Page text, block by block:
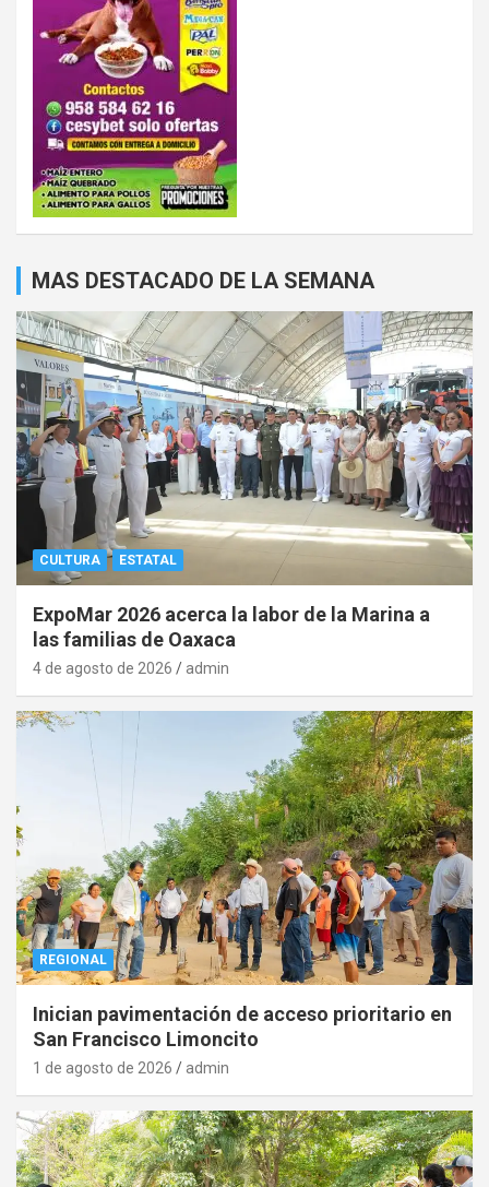
MAS DESTACADO DE LA SEMANA
CULTURA ESTATAL
ExpoMar 2026 acerca la labor de la Marina a
las familias de Oaxaca
4 de agosto de 2026 admin
REGIONAL
Inician pavimentación de acceso prioritario en
San Francisco Limoncito
1 de agosto de 2026 admin